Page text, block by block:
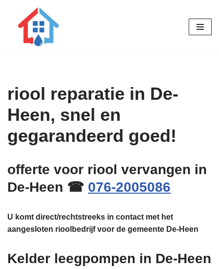
riool reparatie in De-
Heen, snel en
gegarandeerd goed!
offerte voor riool vervangen in
De-Heen ☎ 076-2005086
U komt direct/rechtstreeks in contact met het
aangesloten rioolbedrijf voor de gemeente De-Heen
Kelder leegpompen in De-Heen